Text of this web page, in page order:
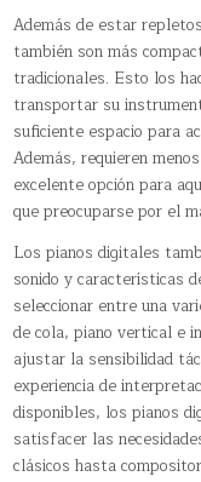
Además de estar
también son más
tradicionales. Esto los
transportar su
suficiente espacio para
Además, requieren
excelente opción para
que preocuparse por el
Los pianos digitales
sonido y características
seleccionar entre una
de cola, piano vertical e
ajustar la sensibilidad
experiencia de
disponibles, los pianos
satisfacer las
clásicos hasta